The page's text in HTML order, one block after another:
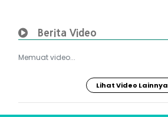
Berita Video
Memuat video...
Lihat Video Lainnya